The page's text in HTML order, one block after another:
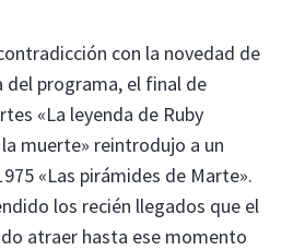
con la novedad de
programa, el final de
«La leyenda de Ruby
muerte» reintrodujo a un
«Las pirámides de Marte».
los recién llegados que el
atraer hasta ese momento